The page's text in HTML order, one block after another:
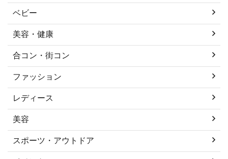
ベビー
美容・健康
合コン・街コン
ファッション
レディース
美容
スポーツ・アウトドア